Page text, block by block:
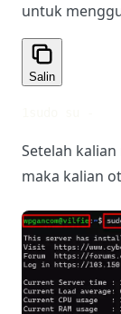
untuk
Salin
Setelah
maka kalian